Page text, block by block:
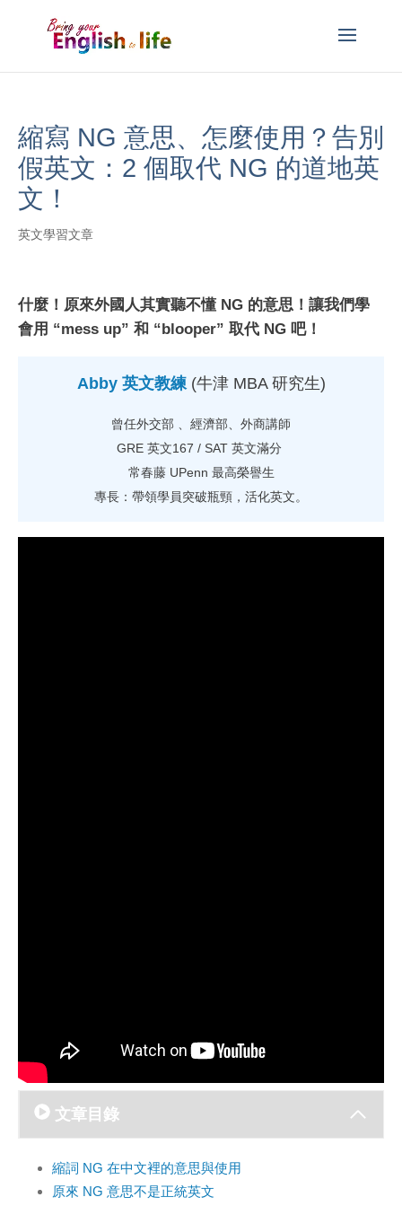
縮寫 NG 意思、怎麼使用？告別
假英文：2 個取代 NG 的道地英
文！
英文學習文章
什麼！原來外國人其實聽不懂 NG 的意思！讓我們學
會用 “mess up” 和 “blooper” 取代 NG 吧！
Abby 英文教練 (牛津 MBA 研究生)
曾任外交部 、經濟部、外商講師
GRE 英文167 / SAT 英文滿分
常春藤 UPenn 最高榮譽生
專長：帶領學員突破瓶頸，活化英文。
文章目錄
縮詞 NG 在中文裡的意思與使用
原來 NG 意思不是正統英文